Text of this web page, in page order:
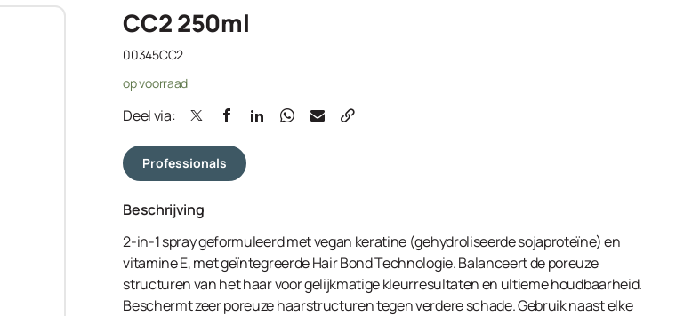
CC2 250ml
00345CC2
op voorraad
Deel via:
Professionals
Beschrijving
2-in-1 spray geformuleerd met vegan keratine (gehydroliseerde sojaproteïne) en
vitamine E, met geïntegreerde Hair Bond Technologie. Balanceert de poreuze
structuren van het haar voor gelijkmatige kleurresultaten en ultieme houdbaarheid.
Beschermt zeer poreuze haarstructuren tegen verdere schade. Gebruik naast elke